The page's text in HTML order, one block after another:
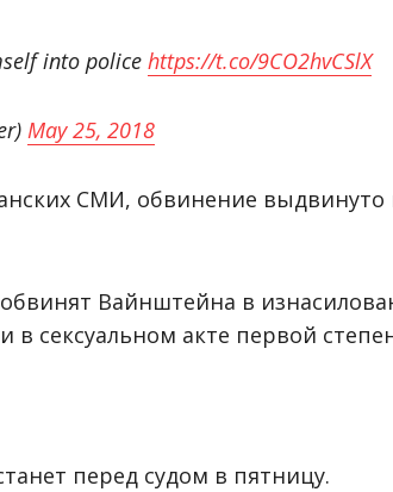
into police https://t.co/9CO2hvCSlX
May 25, 2018
СМИ, обвинение выдвинуто
Вайнштейна в
в сексуальном акте первой
перед судом в пятницу.